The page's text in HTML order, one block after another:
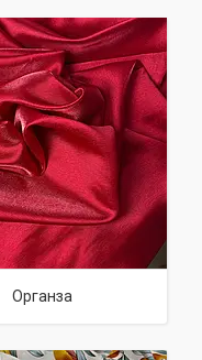
Органза